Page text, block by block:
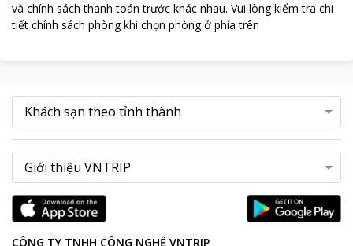
và chính sách thanh toán trước khác nhau. Vui lòng kiểm tra chi
tiết chính sách phòng khi chọn phòng ở phía trên
CÔNG TY TNHH CÔNG NGHỆ VNTRIP